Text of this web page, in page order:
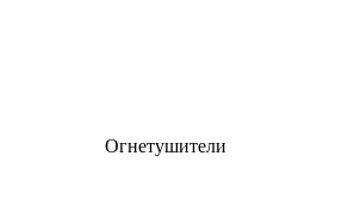
Огнетушители